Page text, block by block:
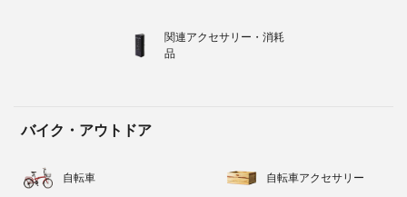
関連アクセサリー・消耗
品
バイク・アウトドア
自転車 自転車アクセサリー